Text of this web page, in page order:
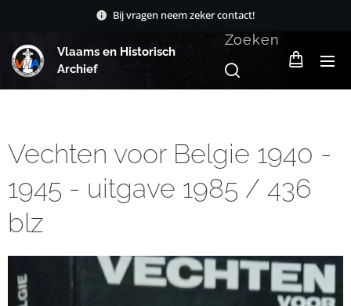
Bij vragen neem zeker contact!
Vlaams en Historisch
Archief
Zoeken
Vechten voor Belgie 1940 -
1945 - uitgave 1985 / 436
blz